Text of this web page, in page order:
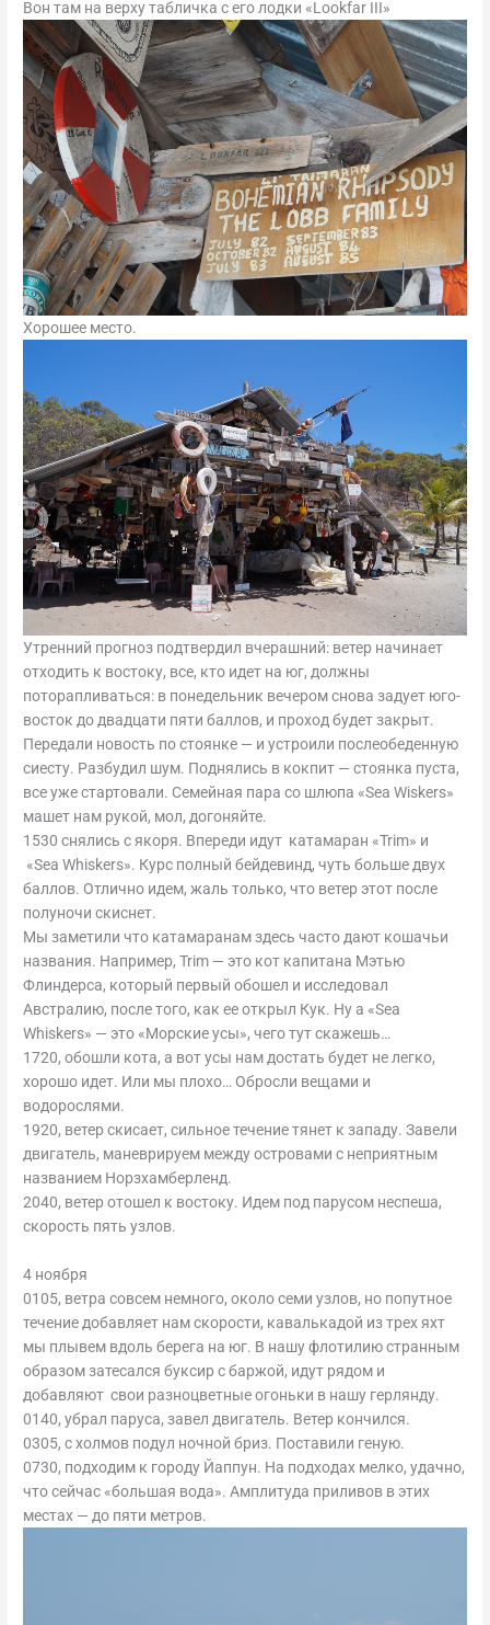
Вон там на верху табличка с его лодки «Lookfar III»
Хорошее место.
Утренний прогноз подтвердил вчерашний: ветер начинает
отходить к востоку, все, кто идет на юг, должны
поторапливаться: в понедельник вечером снова задует юго-
восток до двадцати пяти баллов, и проход будет закрыт.
Передали новость по стоянке — и устроили послеобеденную
сиесту. Разбудил шум. Поднялись в кокпит — стоянка пуста,
все уже стартовали. Семейная пара со шлюпа «Sea Wiskers»
машет нам рукой, мол, догоняйте.
1530 снялись с якоря. Впереди идут катамаран «Trim» и
«Sea Whiskers». Курс полный бейдевинд, чуть больше двух
баллов. Отлично идем, жаль только, что ветер этот после
полуночи скиснет.
Мы заметили что катамаранам здесь часто дают кошачьи
названия. Например, Trim — это кот капитана Мэтью
Флиндерса, который первый обошел и исследовал
Австралию, после того, как ее открыл Кук. Ну а «Sea
Whiskers» — это «Морские усы», чего тут скажешь…
1720, обошли кота, а вот усы нам достать будет не легко,
хорошо идет. Или мы плохо… Обросли вещами и
водорослями.
1920, ветер скисает, сильное течение тянет к западу. Завели
двигатель, маневрируем между островами с неприятным
названием Норзхамберленд.
2040, ветер отошел к востоку. Идем под парусом неспеша,
скорость пять узлов.
4 ноября
0105, ветра совсем немного, около семи узлов, но попутное
течение добавляет нам скорости, кавалькадой из трех яхт
мы плывем вдоль берега на юг. В нашу флотилию странным
образом затесался буксир с баржой, идут рядом и
добавляют свои разноцветные огоньки в нашу герлянду.
0140, убрал паруса, завел двигатель. Ветер кончился.
0305, с холмов подул ночной бриз. Поставили геную.
0730, подходим к городу Йаппун. На подходах мелко, удачно,
что сейчас «большая вода». Амплитуда приливов в этих
местах — до пяти метров.